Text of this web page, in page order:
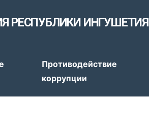
РЕСПУБЛИКИ ИНГУШЕТИЯ
Противодействие
коррупции